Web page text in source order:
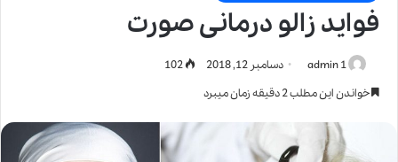
فواید زالو درمانی صورت
admin 1 دسامبر 12, 2018
خواندن این مطلب 2 دقیقه زمان میبرد